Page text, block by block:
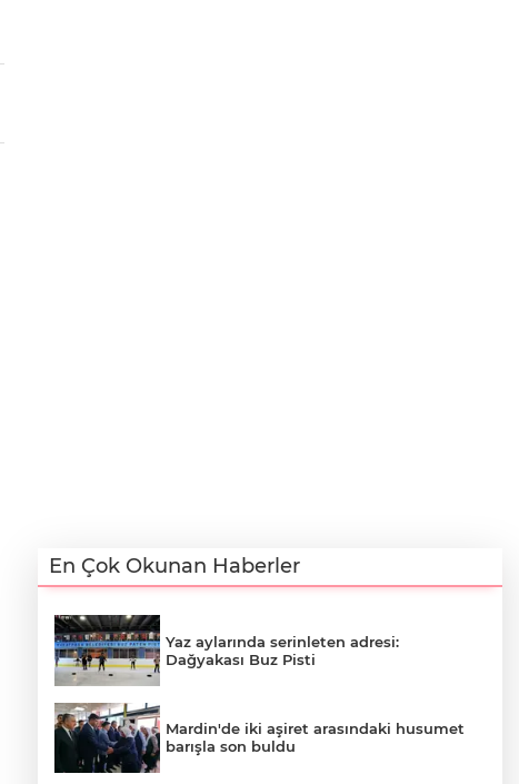
En Çok Okunan Haberler
Yaz aylarında serinleten adresi:
Dağyakası Buz Pisti
Mardin'de iki aşiret arasındaki husumet
barışla son buldu